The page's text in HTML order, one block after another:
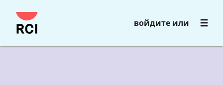
Пропустить
войдите или